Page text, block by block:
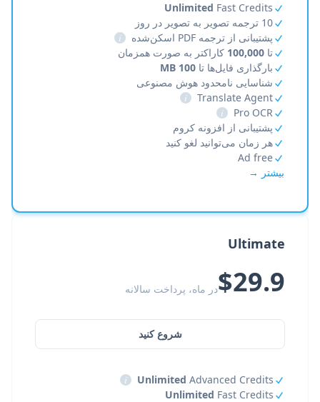
Unlimited Fast Credits
10 ترجمه تصویر به تصویر در روز
پشتیبانی از ترجمه PDF اسکن‌شده
i
تا 100,000 کاراکتر به صورت همزمان
بارگذاری فایل‌ها تا 100 MB
شناسایی نامحدود هوش مصنوعی
Translate Agent
i
Pro OCR
i
پشتیبانی از افزونه کروم
هر زمان می‌توانید لغو کنید
Ad free
بیشتر →
Ultimate
$29.9در ماه، پرداخت سالانه
شروع کنید
Unlimited Advanced Credits
i
Unlimited Fast Credits